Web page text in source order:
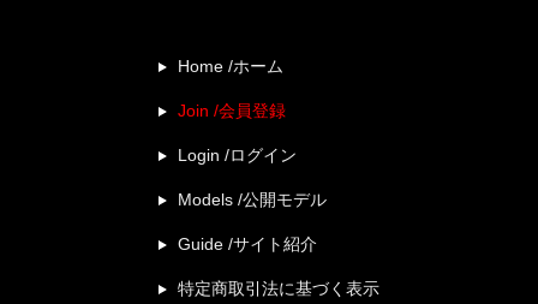
Home /ホーム
Join /会員登録
Login /ログイン
Models /公開モデル
Guide /サイト紹介
特定商取引法に基づく表示